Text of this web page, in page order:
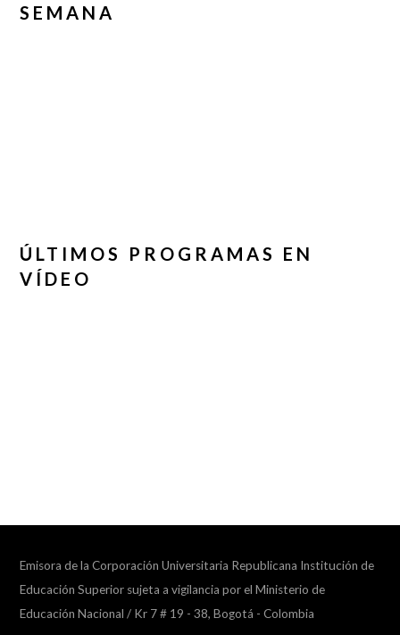
SEMANA
ÚLTIMOS PROGRAMAS EN
VÍDEO
Emisora de la Corporación Universitaria Republicana Institución de
Educación Superior sujeta a vigilancia por el Ministerio de
Educación Nacional / Kr 7 # 19 - 38, Bogotá - Colombia